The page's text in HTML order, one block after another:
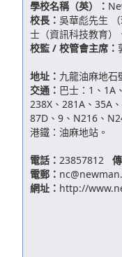
學校名稱（英）：
校長： 吳華彪先生
士（資訊科技教育）
校監 / 校管會主席：
地址： 九龍油麻地石
交通： 巴士：1、1A
238X、281A、35A
87D、9、N216、
港鐵：油麻地站。
電話： 23857812
電郵：
網址： http://